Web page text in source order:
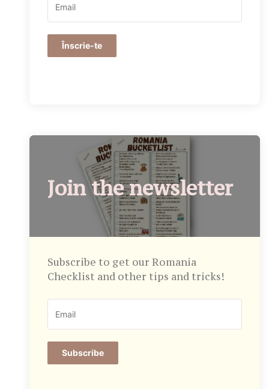
Înscrie-te
Join the newsletter
Subscribe to get our Romania
Checklist and other tips and tricks!
Subscribe